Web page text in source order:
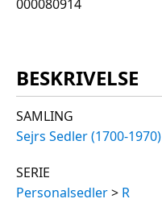
000080914
BESKRIVELSE
SAMLING
Sejrs Sedler (1700-1970)
SERIE
Personalsedler> R